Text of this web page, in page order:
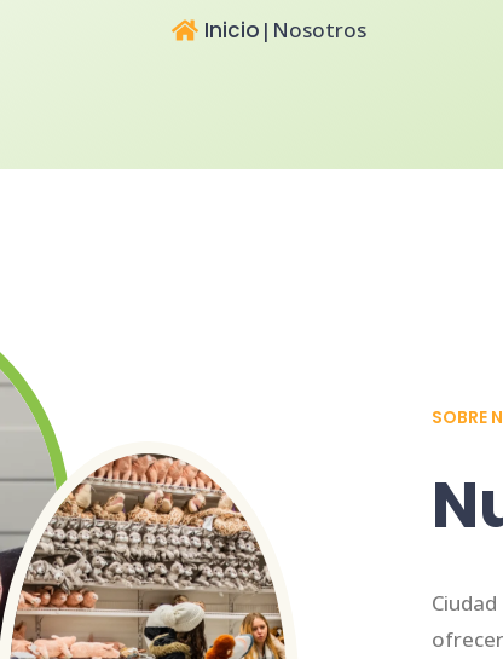
Inicio | Nosotros
SOBRE